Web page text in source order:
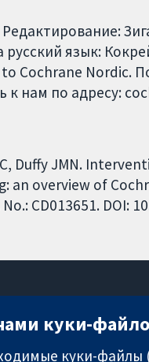
язык:
Cochrane Nordic.
нам по адресу:
Duffy JMN.
overview of
CD013651. DOI:
11-13 Cavendish
куки-
куки-файлы